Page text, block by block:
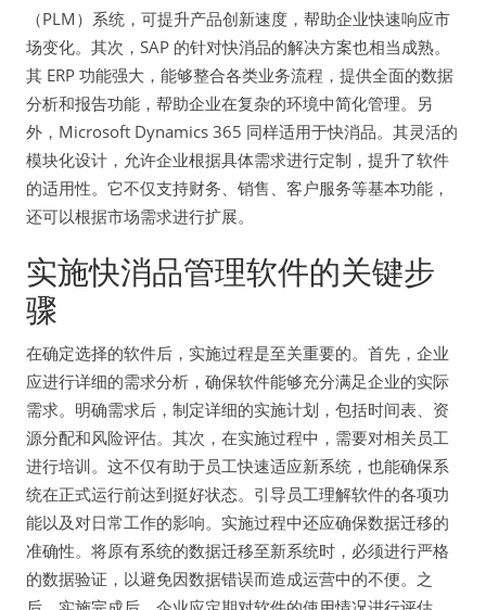
（PLM）系统，可提升产品创新速度，帮助企业快速响应市
场变化。其次，SAP 的针对快消品的解决方案也相当成熟。
其 ERP 功能强大，能够整合各类业务流程，提供全面的数据
分析和报告功能，帮助企业在复杂的环境中简化管理。另
外，Microsoft Dynamics 365 同样适用于快消品。其灵活的
模块化设计，允许企业根据具体需求进行定制，提升了软件
的适用性。它不仅支持财务、销售、客户服务等基本功能，
还可以根据市场需求进行扩展。
实施快消品管理软件的关键步
骤
在确定选择的软件后，实施过程是至关重要的。首先，企业
应进行详细的需求分析，确保软件能够充分满足企业的实际
需求。明确需求后，制定详细的实施计划，包括时间表、资
源分配和风险评估。其次，在实施过程中，需要对相关员工
进行培训。这不仅有助于员工快速适应新系统，也能确保系
统在正式运行前达到挺好状态。引导员工理解软件的各项功
能以及对日常工作的影响。实施过程中还应确保数据迁移的
准确性。将原有系统的数据迁移至新系统时，必须进行严格
的数据验证，以避免因数据错误而造成运营中的不便。之